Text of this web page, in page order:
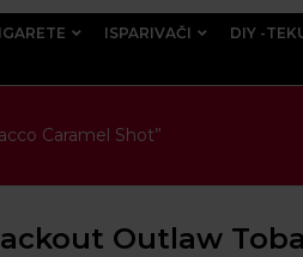
ISPARIVAČI DIY -
Caramel Shot”
Outlaw